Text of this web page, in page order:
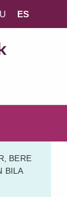
SALUD MENTAL | DISCAPACIDAD INTELECTUAL | NEURORREHABILITACIÓN Y DAÑO CEREBRAL | PERSONA MAYOR
ES
BERE
BILA